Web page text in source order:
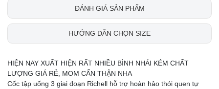
ĐÁNH GIÁ SẢN PHẨM
HƯỚNG DẪN CHỌN SIZE
HIỆN NAY XUẤT HIỆN RẤT NHIỀU BÌNH NHÁI KÉM CHẤT
LƯỢNG GIÁ RẺ, MOM CẨN THẬN NHA
Cốc tập uống 3 giai đoạn Richell hỗ trợ hoàn hảo thói quen tự